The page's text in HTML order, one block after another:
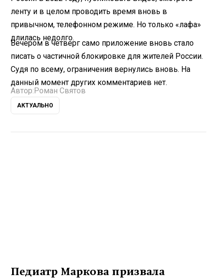
ленту и в целом проводить время вновь в
привычном, телефонном режиме. Но только «лафа»
длилась недолго.
Вечером в четверг само приложение вновь стало
писать о частичной блокировке для жителей России.
Судя по всему, ограничения вернулись вновь. На
данный момент других комментариев нет.
Автор: Роман Святов
АКТУАЛЬНО
Педиатр Маркова призвала